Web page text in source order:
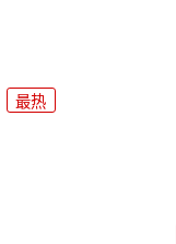
最热